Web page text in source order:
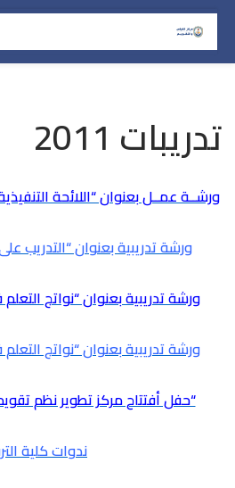
تخطى
تدريبات 2011
ورشــة عمــل بعنوان “اللائحة
ورشة تدريبية بعنوان “التدريب
ورشة تدريبية بعنوان “نواتج
ورشة تدريبية بعنوان “نواتج
“حفل أفتتاح مركز تطوير نظم
ندوات كلية